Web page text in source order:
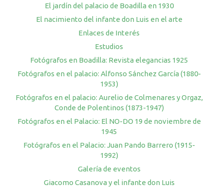
El jardín del palacio de Boadilla en 1930
El nacimiento del infante don Luis en el arte
Enlaces de Interés
Estudios
Fotógrafos en Boadilla: Revista elegancias 1925
Fotógrafos en el palacio: Alfonso Sánchez García (1880-
1953)
Fotógrafos en el palacio: Aurelio de Colmenares y Orgaz,
Conde de Polentinos (1873-1947)
Fotógrafos en el Palacio: El NO-DO 19 de noviembre de
1945
Fotógrafos en el Palacio: Juan Pando Barrero (1915-
1992)
Galería de eventos
Giacomo Casanova y el infante don Luis